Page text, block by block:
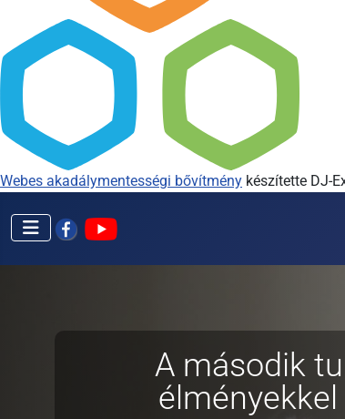
Webes akadálymentességi bővítmény készítette DJ-
A második